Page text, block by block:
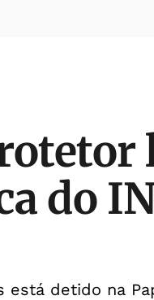
do
está detido na